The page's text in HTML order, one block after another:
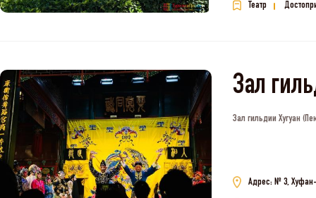
Театр
Зал
Зал гильдии Хугуан
Адрес: № 3,